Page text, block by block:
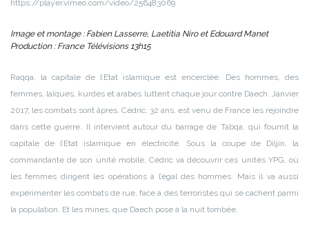
https://player.vimeo.com/video/256483069
Image et montage : Fabien Lasserre, Laetitia Niro et Edouard Manet
Production : France Télévisions 13h15
Raqqa, la capitale de l’Etat islamique est encerclée. Des hommes, des
femmes, laïques, kurdes et arabes luttent chaque jour contre Daech. Janvier
2017, les combats sont âpres. Cédric, 32 ans, est venu de France les rejoindre
dans cette guerre. Il intervient autour du barrage de Tabqa, qui fournit la
capitale de l’Etat islamique en électricité. Sous la coupe de Diljin, la
commandante de son unité mobile, Cédric va découvrir ces unités YPG, où
les femmes dirigent les opérations à l’égal des hommes. Mais il va aussi
expérimenter les combats de rue, face à des terroristes qui se cachent parmi
la population. Et les mines, que Daech pose à la nuit tombée.